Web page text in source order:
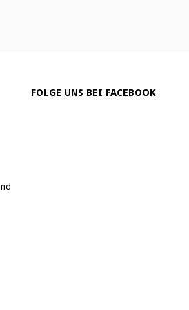
FOLGE UNS BEI FACEBOOK